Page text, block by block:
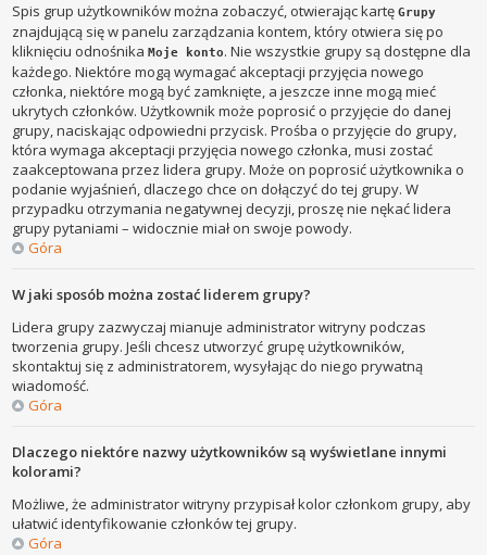
Spis grup użytkowników można zobaczyć, otwierając kartęGrupy
znajdującą się w panelu zarządzania kontem, który otwiera się po
kliknięciu odnośnikaMoje konto. Nie wszystkie grupy są dostępne dla
każdego. Niektóre mogą wymagać akceptacji przyjęcia nowego
członka, niektóre mogą być zamknięte, a jeszcze inne mogą mieć
ukrytych członków. Użytkownik może poprosić o przyjęcie do danej
grupy, naciskając odpowiedni przycisk. Prośba o przyjęcie do grupy,
która wymaga akceptacji przyjęcia nowego członka, musi zostać
zaakceptowana przez lidera grupy. Może on poprosić użytkownika o
podanie wyjaśnień, dlaczego chce on dołączyć do tej grupy. W
przypadku otrzymania negatywnej decyzji, proszę nie nękać lidera
grupy pytaniami – widocznie miał on swoje powody.
Góra
W jaki sposób można zostać liderem grupy?
Lidera grupy zazwyczaj mianuje administrator witryny podczas
tworzenia grupy. Jeśli chcesz utworzyć grupę użytkowników,
skontaktuj się z administratorem, wysyłając do niego prywatną
wiadomość.
Góra
Dlaczego niektóre nazwy użytkowników są wyświetlane innymi
kolorami?
Możliwe, że administrator witryny przypisał kolor członkom grupy, aby
ułatwić identyfikowanie członków tej grupy.
Góra